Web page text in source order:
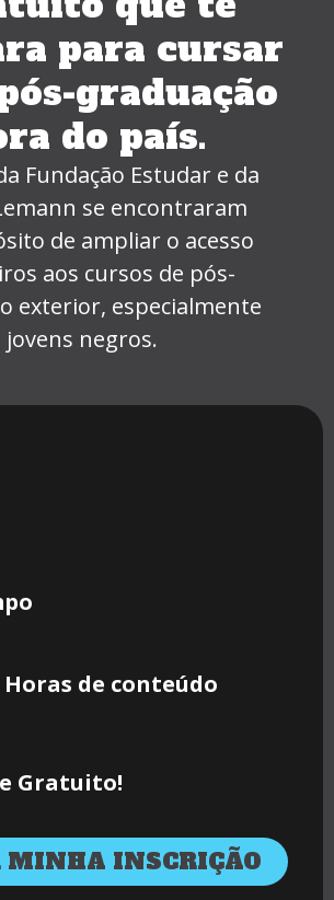
Fundação Estudar e da
se encontraram
de ampliar o acesso
aos cursos de pós-
exterior, especialmente
jovens negros.
para cursar
graduação
do país.
Horas de conteúdo
Gratuito!
MINHA INSCRIÇÃO